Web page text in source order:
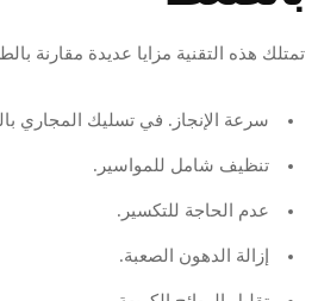
تمتلك هذه التقنية مزايا عديدة مقارنة
سرعة الإنجاز. في تسليك المجاري
تنظيف شامل للمواسير.
عدم الحاجة للتكسير.
إزالة الدهون الصعبة.